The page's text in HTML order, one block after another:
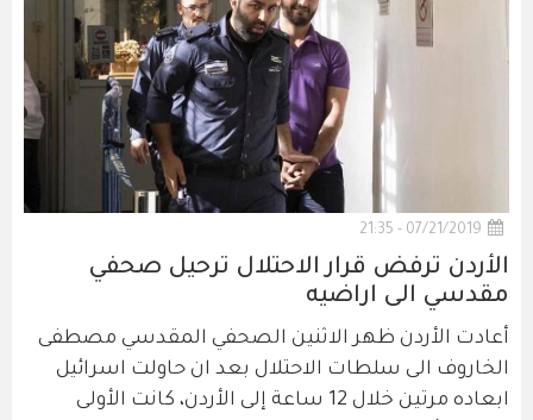
07/21/2019 - 21:35
الأردن ترفض قرار الاحتلال ترحيل صحفي
مقدسي الى اراضيه
أعادت الأردن ظهر الاثنين الصحفي المقدسي مصطفى
الخاروف الى سلطات الاحتلال بعد ان حاولت اسرائيل
ابعاده مرتين خلال 12 ساعة إلى الأردن، كانت الأولى